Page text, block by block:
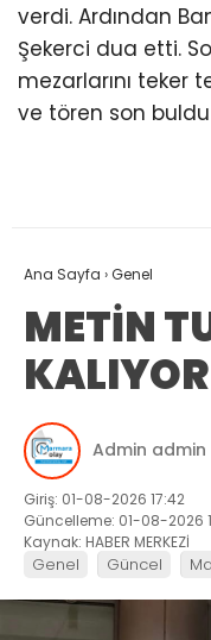
verdi. Ardından
Şekerci dua etti.
mezarlarını teker
ve tören son buldu
Ana Sayfa ›Genel
METİN
KALIYOR
Admin admin
Giriş: 01-08-2026 17:42
Güncelleme: 01-08-2026
Kaynak: HABER MERKEZİ
Genel Güncel